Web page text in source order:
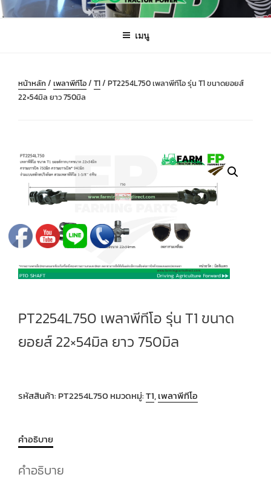
ข้ามFARMING PARTS DIRECT
ฟาร์มมิ่งพาร์ทไดเร็ค อะไหล่ รถไถ แทรกเตอร์ เครื่องมือจักรกลเกษตร จัดส่ง
เมนู
หน้าหลัก/ เพลาพีทีโอ/ T1/ PT2254L750 เพลาพีทีโอ รุ่น T1 ขนาดยอยส์
22×54มิล ยาว 750มิล
PT2254L750 เพลาพีทีโอ รุ่น T1 ขนาด
ยอยส์ 22×54มิล ยาว 750มิล
รหัสสินค้า: PT2254L750 หมวดหมู่:T1,เพลาพีทีโอ
คำอธิบาย
คำอธิบาย